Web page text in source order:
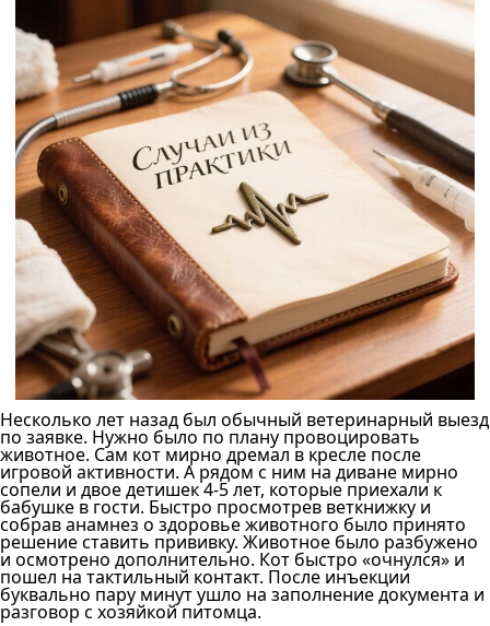
Несколько лет назад был обычный ветеринарный выезд
по заявке. Нужно было по плану провоцировать
животное. Сам кот мирно дремал в кресле после
игровой активности. А рядом с ним на диване мирно
сопели и двое детишек 4-5 лет, которые приехали к
бабушке в гости. Быстро просмотрев веткнижку и
собрав анамнез о здоровье животного было принято
решение ставить прививку. Животное было разбужено
и осмотрено дополнительно. Кот быстро «очнулся» и
пошел на тактильный контакт. После инъекции
буквально пару минут ушло на заполнение документа и
разговор с хозяйкой питомца.